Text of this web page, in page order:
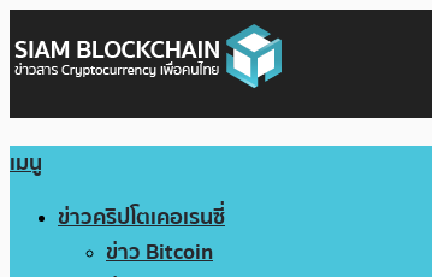
เมนู
ข่าวคริปโตเคอเรนซี่
ข่าว Bitcoin